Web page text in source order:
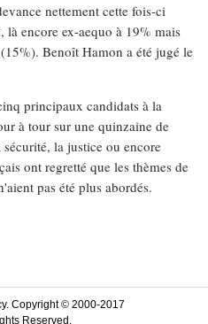
nettement cette fois-ci
encore ex-aequo à 19% mais
Benoît Hamon a été jugé le
principaux candidats à la
à tour sur une quinzaine de
la justice ou encore
ont regretté que les thèmes de
pas été plus abordés.
Copyright © 2000-2017
Reserved.